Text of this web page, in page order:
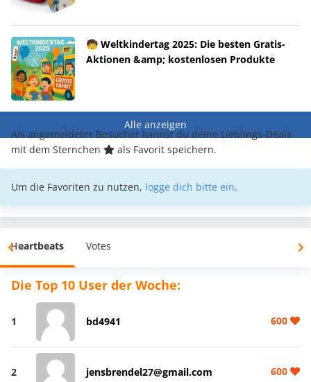
🧒 Weltkindertag 2025: Die besten Gratis-
Aktionen &amp; kostenlosen Produkte
Alle anzeigen
Als angemeldeter Besucher kannst du deine Lieblings-Deals
mit dem Sternchen
als Favorit speichern.
Um die Favoriten zu nutzen, logge dich bitte ein.
Heartbeats Votes
Die Top 10 User der Woche:
1 bd4941 600
2 jensbrendel27@gmail.com 600